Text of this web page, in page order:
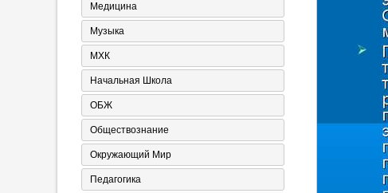
Медицина
Музыка
МХК
Начальная Школа
ОБЖ
Обществознание
Окружающий Мир
Педагогика